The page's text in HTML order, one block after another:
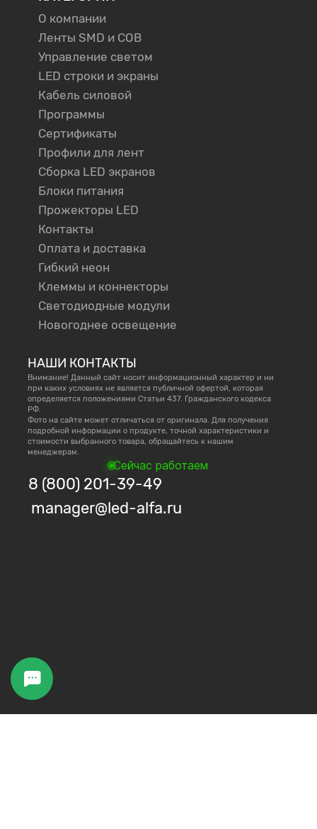
О компании
Ленты SMD и COB
Управление светом
LED строки и экраны
Кабель силовой
Программы
Сертификаты
Профили для лент
Сборка LED экранов
Блоки питания
Прожекторы LED
Контакты
Оплата и доставка
Гибкий неон
Клеммы и коннекторы
Светодиодные модули
Новогоднее освещение
НАШИ КОНТАКТЫ
Внимание! Данный сайт носит информационный характер и ни
при каких условиях не является публичной офертой, которая
определяется положениями Статьи 437. Гражданского кодекса
РФ.
Фото на сайте может отличаться от оригинала. Для получения
подробной информации о продукте, точной характеристики и
стоимости выбранного товара, обращайтесь к нашим
менеджерам.
Сейчас работаем
8 (800) 201-39-49
manager@led-alfa.ru